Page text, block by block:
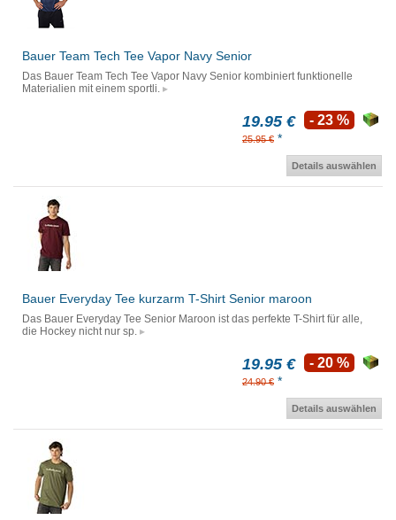
Bauer Team Tech Tee Vapor Navy Senior
Das Bauer Team Tech Tee Vapor Navy Senior kombiniert funktionelle
Materialien mit einem sportli.
19.95 €
25.95 € *
- 23 %
Details auswählen
Bauer Everyday Tee kurzarm T-Shirt Senior maroon
Das Bauer Everyday Tee Senior Maroon ist das perfekte T-Shirt für alle,
die Hockey nicht nur sp.
19.95 €
24.90 € *
- 20 %
Details auswählen